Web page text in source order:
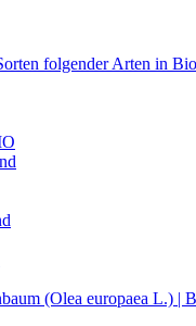
folgender Arten in
(Olea europaea L.) |